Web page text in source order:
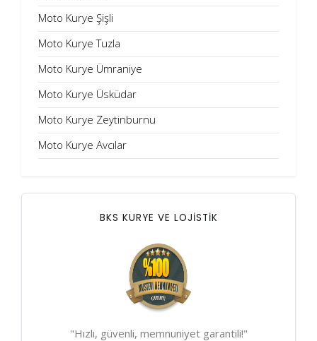
Moto Kurye Şişli
Moto Kurye Tuzla
Moto Kurye Ümraniye
Moto Kurye Üsküdar
Moto Kurye Zeytinburnu
Moto Kurye Avcılar
BKS KURYE VE LOJİSTİK
"Hızlı, güvenli, memnuniyet garantili!"